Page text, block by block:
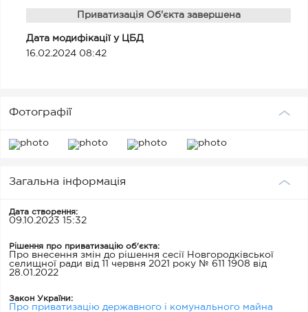
Приватизація Об'єкта завершена
Дата модифікації у ЦБД
16.02.2024 08:42
Фотографії
Загальна інформація
Дата створення:
09.10.2023 15:32
Рішення про приватизацію об'єкта:
Про внесення змін до рішення сесії Новгородківської
селищної ради від 11 червня 2021 року № 611 1908 від
28.01.2022
Закон України:
Про приватизацію державного і комунального майна